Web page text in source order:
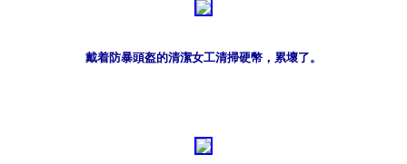
戴着防暴頭盔的清潔女工清掃硬幣，累壞了。